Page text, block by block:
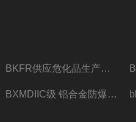
BKFR供应危化品生产车间1.5匹2匹3匹5匹防爆空调
BXMDIIC级 铝合金防爆照明动力配电箱 加工定做